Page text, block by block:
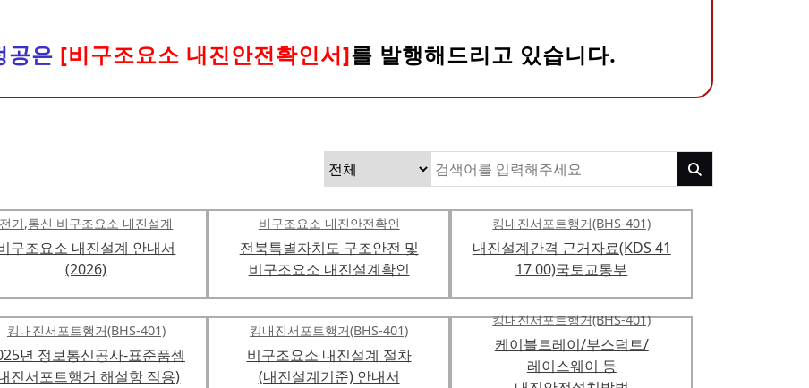
공은 [비구조요소 내진안전확인서]를 발행해드리고 있습니다.
전기,통신 비구조요소 내진설계
구조요소 내진설계 안내서
(2026)
비구조요소 내진안전확인
전북특별자치도 구조안전 및
비구조요소 내진설계확인
킹내진서포트행거(BHS-401)
내진설계간격 근거자료(KDS 41
17 00)국토교통부
킹내진서포트행거(BHS-401)
년 정보통신공사-표준품셈
진서포트행거 해설항 적용)
킹내진서포트행거(BHS-401)
비구조요소 내진설계 절차
(내진설계기준) 안내서
킹내진서포트행거(BHS-401)
케이블트레이/부스덕트/
레이스웨이 등